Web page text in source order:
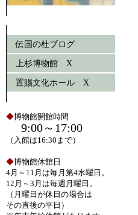
伝国の杜ブログ
上杉博物館 X
置賜文化ホール X
◆博物館開館時間
9:00～17:00
（入館は16:30まで）
◆博物館休館日
4月～11月は毎月第4水曜日。
12月～3月は毎週月曜日。
（月曜日が休日の場合は
その直後の平日）